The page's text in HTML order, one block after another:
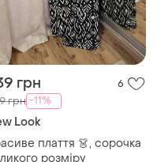
грн 6
грн -11%
Look
плаття 👗, сорочка
розміру